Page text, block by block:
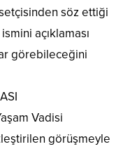
söz ettiği
açıklaması
görebileceğini
Vadisi
görüşmeyle